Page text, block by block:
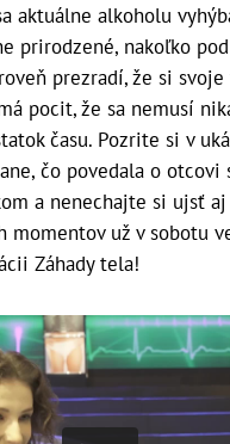
aktuálne alkoholu
prirodzené, nakoľko
prezradí, že si
pocit, že sa nemusí
času. Pozrite si v
čo povedala o otcovi
a nenechajte si ujsť
momentov už v sobotu
Záhady tela!